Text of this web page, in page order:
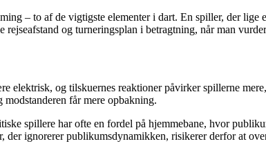
– to af de vigtigste elementer i dart. En spiller, der
og turneringsplan i betragtning, når man
elektrisk, og tilskuernes reaktioner påvirker spillerne
får mere opbakning.
spillere har ofte en fordel på hjemmebane, hvor
ignorerer publikumsdynamikken, risikerer derfor at